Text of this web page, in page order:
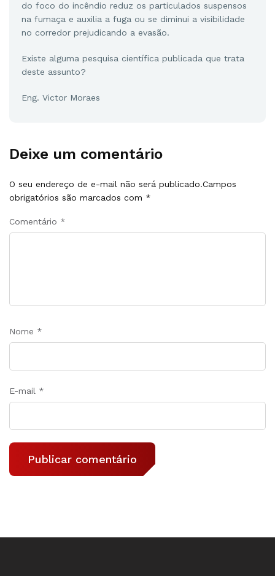
do foco do incêndio reduz os particulados suspensos
na fumaça e auxilia a fuga ou se diminui a visibilidade
no corredor prejudicando a evasão.
Existe alguma pesquisa científica publicada que trata
deste assunto?
Eng. Victor Moraes
Deixe um comentário
O seu endereço de e-mail não será publicado.Campos
obrigatórios são marcados com *
Comentário *
Nome *
E-mail *